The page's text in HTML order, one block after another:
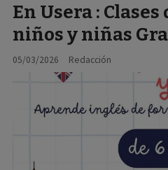
En Usera :
niños y niñas
Redacción
05/03/2026